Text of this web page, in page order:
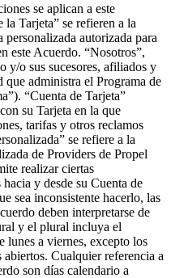
se aplican a este
Tarjeta” se refieren a la
autorizada para
este Acuerdo. “Nosotros”,
y/o sus sucesores, afiliados y
que administra el Programa de
“Cuenta de Tarjeta”
su Tarjeta en la que
tarifas y otros reclamos
se refiere a la
de Providers de Propel
realizar ciertas
y desde su Cuenta de
sea inconsistente hacerlo, las
deben interpretarse de
y el plural incluya el
lunes a viernes, excepto los
Cualquier referencia a
son días calendario a